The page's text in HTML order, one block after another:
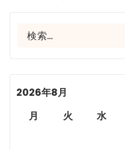
2026年8月
月
火 水